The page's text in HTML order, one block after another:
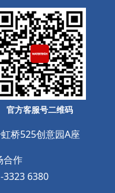
官方客服号二维码
桥525创意园A座
合作
3323 6380